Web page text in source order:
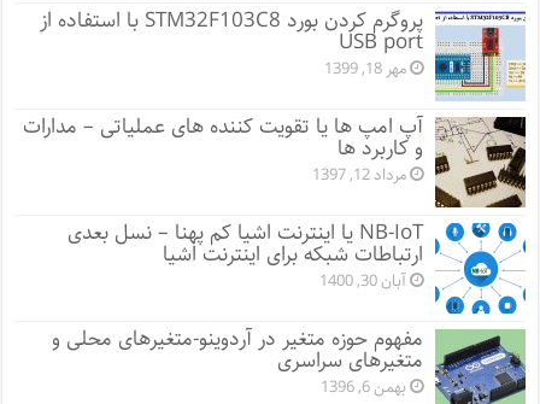
پروگرم کردن بورد STM32F103C8 با استفاده از
USB port
مهر 18, 1399
آپ امپ ها یا تقویت کننده های عملیاتی – مدارات
و کاربرد ها
مرداد 12, 1397
NB-IoT یا اینترنت اشیا کم پهنا – نسل بعدی
ارتباطات شبکه برای اینترنت اشیا
آبان 30, 1400
مفهوم حوزه متغیر در آردوینو-متغیرهای محلی و
متغیرهای سراسری
بهمن 6, 1396